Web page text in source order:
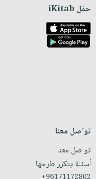
حمّل iKitab
تواصل معنا
تواصل معنا
أسئلة يتكرر طرحها